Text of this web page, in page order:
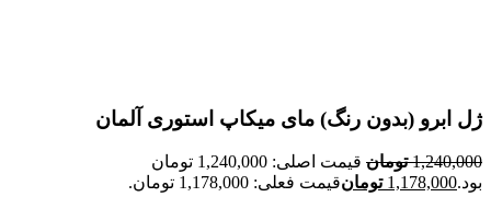
ژل ابرو (بدون رنگ) مای میکاپ استوری آلمان
1,240,000 تومان
قیمت اصلی: 1,240,000 تومان
بود.1,178,000 تومانقیمت فعلی: 1,178,000 تومان.